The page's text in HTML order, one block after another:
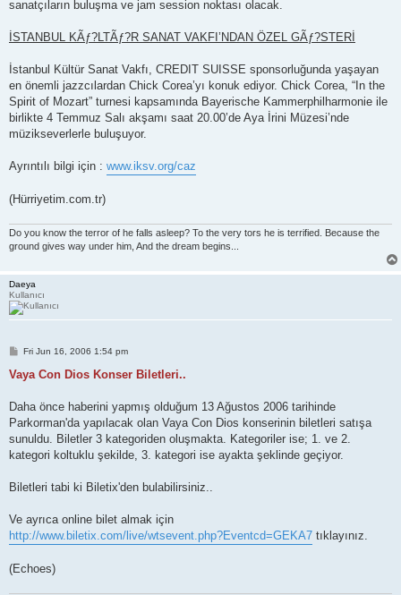
sanatçıların buluşma ve jam session noktası olacak.
İSTANBUL KÃƒ?LTÃƒ?R SANAT VAKFI’NDAN ÖZEL GÃƒ?STERİ
İstanbul Kültür Sanat Vakfı, CREDIT SUISSE sponsorluğunda yaşayan
en önemli jazzcılardan Chick Corea’yı konuk ediyor. Chick Corea, “In the
Spirit of Mozart” turnesi kapsamında Bayerische Kammerphilharmonie ile
birlikte 4 Temmuz Salı akşamı saat 20.00’de Aya İrini Müzesi’nde
müzikseverlerle buluşuyor.
Ayrıntılı bilgi için : www.iksv.org/caz
(Hürriyetim.com.tr)
Do you know the terror of he falls asleep? To the very tors he is terrified. Because the
ground gives way under him, And the dream begins...
Daeya
Kullanıcı
P
s
Fri Jun 16, 2006 1:54 pm
Vaya Con Dios Konser Biletleri..
Daha önce haberini yapmış olduğum 13 Ağustos 2006 tarihinde
Parkorman'da yapılacak olan Vaya Con Dios konserinin biletleri satışa
sunuldu. Biletler 3 kategoriden oluşmakta. Kategoriler ise; 1. ve 2.
kategori koltuklu şekilde, 3. kategori ise ayakta şeklinde geçiyor.
Biletleri tabi ki Biletix'den bulabilirsiniz..
Ve ayrıca online bilet almak için
http://www.biletix.com/live/wtsevent.php?Eventcd=GEKA7 tıklayınız.
(Echoes)